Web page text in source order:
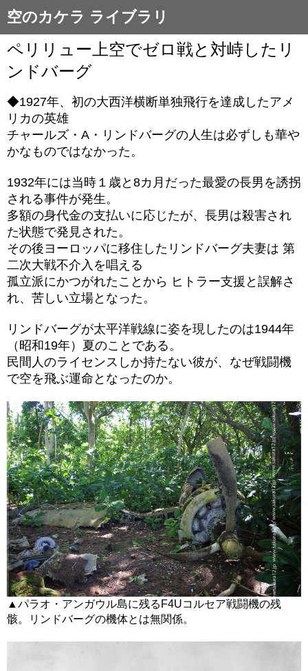
空のカケラ ライブラリ
ペリリュー上空でゼロ戦と対峙したリ
ンドバーグ
◆1927年、初の大西洋横断単独飛行を達成したアメ
リカの英雄
チャールズ・A・リンドバーグの人生は必ずしも華や
かなものではなかった。
1932年には当時１歳と8カ月だった最愛の長男を誘拐
される事件が発生。
多額の身代金の支払いに応じたが、長男は殺害され
た状態で発見された。
その後ヨーロッパに移住したリンドバーグ夫妻は 第
二次大戦不介入を唱える
孤立派にかつがれたことから ヒトラー支援と誤解さ
れ、苦しい立場となった。
リンドバーグが太平洋戦線に姿を現したのは1944年
（昭和19年）夏のことである。
民間人のライセンスしか持たない彼が、なぜ戦闘機
で空を飛ぶ運命となったのか。
▲パラオ・アンガウル島に残るF4Uコルセア戦闘機の残
骸。
リンドバーグの機体とは無関係。